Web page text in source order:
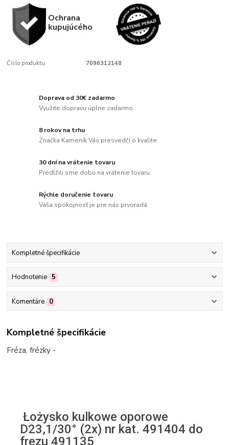
Ochrana
kupujúcého
Číslo produktu: 7096312148
Doprava od 30€ zadarmo
Využite dopravu úplne zadarmo
8 rokov na trhu
Značka Kameník Vás presvedčí o kvalite
30 dní na vrátenie tovaru
Predĺžili sme dobu na vrátenie tovaru
Rýchle doručenie tovaru
Vaša spokojnosť je pre nás prvoradá
Kompletné špecifikácie
Hodnotenie 5
Komentáre 0
Kompletné špecifikácie
Fréza, frézky -
Łożysko kulkowe oporowe
D23,1/30° (2x) nr kat. 491404 do
frezu 491135